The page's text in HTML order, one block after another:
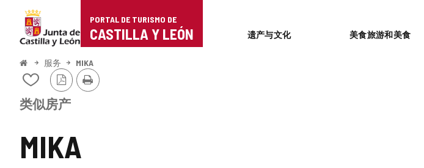
Portal
de
Turismo
Castilla
León
PORTAL DE TURISMO DE
CASTILLA Y LEÓN 遗产与文化 美食旅游和美食
开
始
服务 MIKA
MIKA
从
的
笔
本
PDF
版
本
打
印
类似房产